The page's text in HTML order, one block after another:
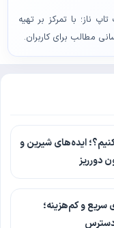
ناز؛ با تمرکز بر تهیه
مطالب برای کاربران.
ایده‌های شیرین و
دورریز
و کم‌هزینه؛
دسترس